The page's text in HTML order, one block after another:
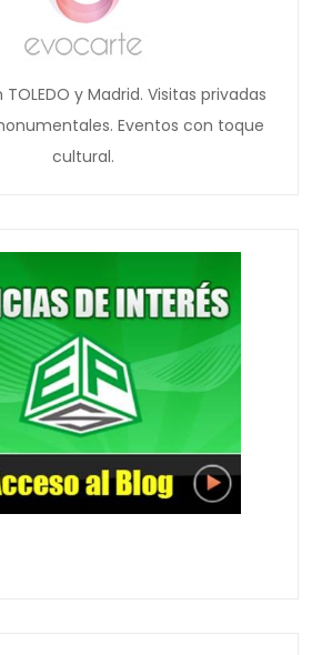
y Madrid. Visitas privadas
Eventos con toque
cultural.